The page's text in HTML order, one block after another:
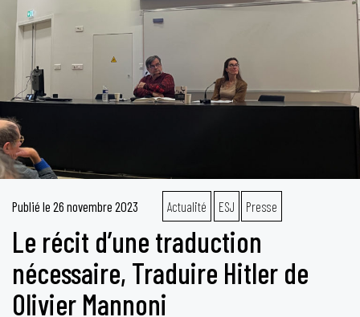
Publié le 26 novembre 2023 Actualité ESJ Presse
Le récit d’une traduction
nécessaire, Traduire Hitler de
Olivier Mannoni